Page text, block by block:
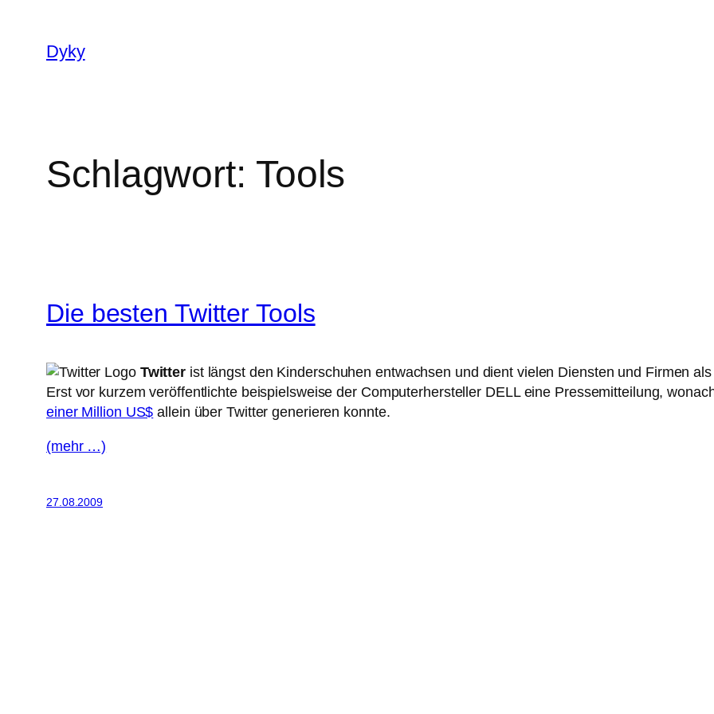
Inhalt
springen
Dyky
Schlagwort: Tools
Die besten Twitter Tools
Twitter ist längst den Kinderschuhen entwachsen und dient vielen Diensten und Firmen
Erst vor kurzem veröffentlichte beispielsweise der Computerhersteller DELL eine Pressemitteilung,
einer Million US$ allein über Twitter generieren konnte.
(mehr …)
27.08.2009